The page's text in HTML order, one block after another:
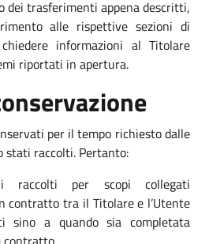
dei trasferimenti appena descritti,
alle rispettive sezioni di
informazioni al Titolare
riportati in apertura.
per il tempo richiesto dalle
stati raccolti. Pertanto:
raccolti per scopi collegati
contratto tra il Titolare e l’Utente
sino a quando sia completata